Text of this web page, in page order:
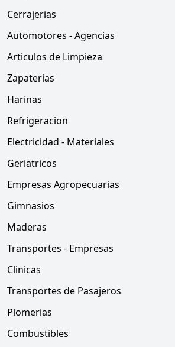
Cerrajerias
Automotores - Agencias
Articulos de Limpieza
Zapaterias
Harinas
Refrigeracion
Electricidad - Materiales
Geriatricos
Empresas Agropecuarias
Gimnasios
Maderas
Transportes - Empresas
Clinicas
Transportes de Pasajeros
Plomerias
Combustibles